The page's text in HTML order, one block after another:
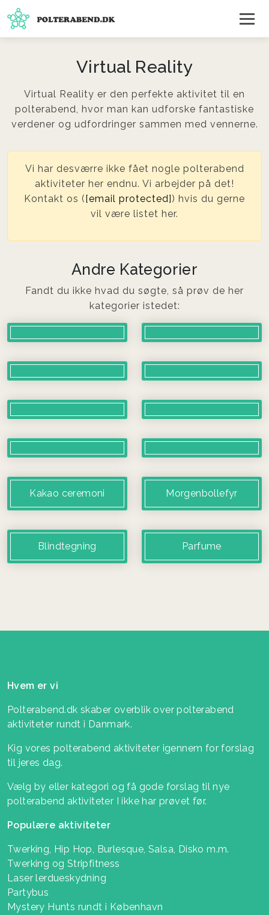
Virtual Reality
Virtual Reality er den perfekte aktivitet til en
polterabend, hvor man kan udforske fantastiske
verdener og udfordringer sammen med vennerne.
Vi har desværre ikke fået nogle polterabend
aktiviteter her endnu. Vi arbejder på det!
Kontakt os ( [email protected] ) hvis du gerne
vil være listet her.
Andre Kategorier
Fandt du ikke hvad du søgte, så prøv de her
kategorier istedet:
Kakao ceremoni Morgenbollefyr
Blindtegning Parfume
Hvem er vi
Polterabend.dk skaber overblik over polterabend
aktiviteter rundt i Danmark.
Kig vores polterabend aktiviteter igennem for forslag
til jeres dag.
Vælg by eller kategori og få gode forslag til nye
polterabend aktiviteter I ikke har prøvet før.
Populære aktiviteter
Twerking, Hip Hop, Burlesque, Salsa, Disko m.m.
Twerking og Stripfitness
Laser lerdueskydning
Partybus
Mystery Hunts rundt i København